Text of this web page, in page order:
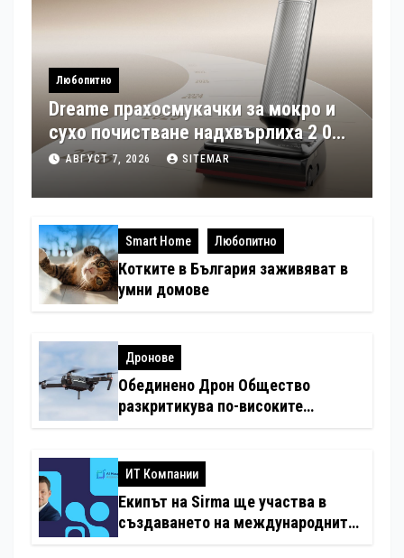
Любопитно
Dreame прахосмукачки за мокро и
сухо почистване надхвърлиха 2 000
патентни заявки в световен мащаб
АВГУСТ 7, 2026 SITEMAR
Smart Home Любопитно
Котките в България заживяват в
умни домове
Дронове
Обединено Дрон Общество
разкритикува по-високите
ИТ Компании
Екипът на Sirma ще участва в
създаването на международните